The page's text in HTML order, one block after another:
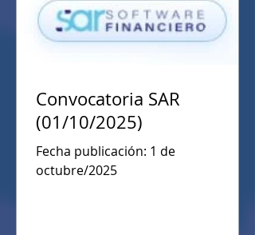
Convocatoria SAR
(01/10/2025)
Fecha publicación: 1 de
octubre/2025